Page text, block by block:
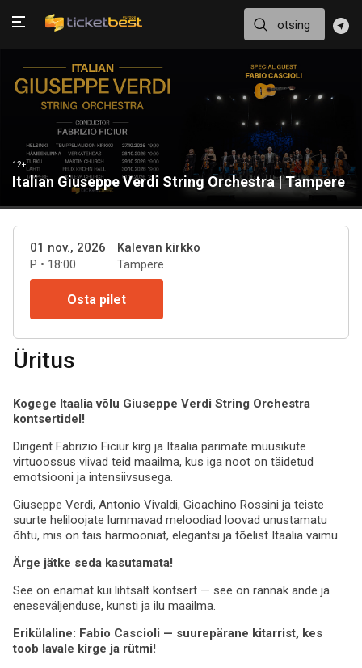
12+
Italian Giuseppe Verdi String Orchestra | Tampere
01 nov., 2026
P • 18:00
Kalevan kirkko
Tampere
Osta pilet
Üritus
Kogege Itaalia võlu Giuseppe Verdi String Orchestra
kontsertidel!
Dirigent Fabrizio Ficiur kirg ja Itaalia parimate muusikute
virtuoossus viivad teid maailma, kus iga noot on täidetud
emotsiooni ja intensiivsusega.
Giuseppe Verdi, Antonio Vivaldi, Gioachino Rossini ja teiste
suurte heliloojate lummavad meloodiad loovad unustamatu
õhtu, mis on täis harmooniat, elegantsi ja tõelist Itaalia vaimu.
Ärge jätke seda kasutamata!
See on enamat kui lihtsalt kontsert — see on rännak ande ja
eneseväljenduse, kunsti ja ilu maailma.
Erikülaline: Fabio Cascioli — suurepärane kitarrist, kes
toob lavale kirge ja rütmi!